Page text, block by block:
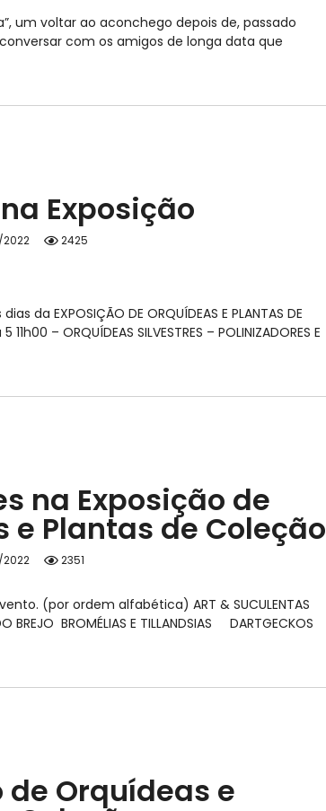
um voltar ao aconchego depois de, passado
com os amigos de longa data que
Exposição
2022 2425
EXPOSIÇÃO DE ORQUÍDEAS E PLANTAS DE
– ORQUÍDEAS SILVESTRES – POLINIZADORES E
na Exposição de
e Plantas de Coleção
2022 2351
(por ordem alfabética) ART & SUCULENTAS
BREJO BROMÉLIAS E TILLANDSIAS DARTGECKOS
de Orquídeas e